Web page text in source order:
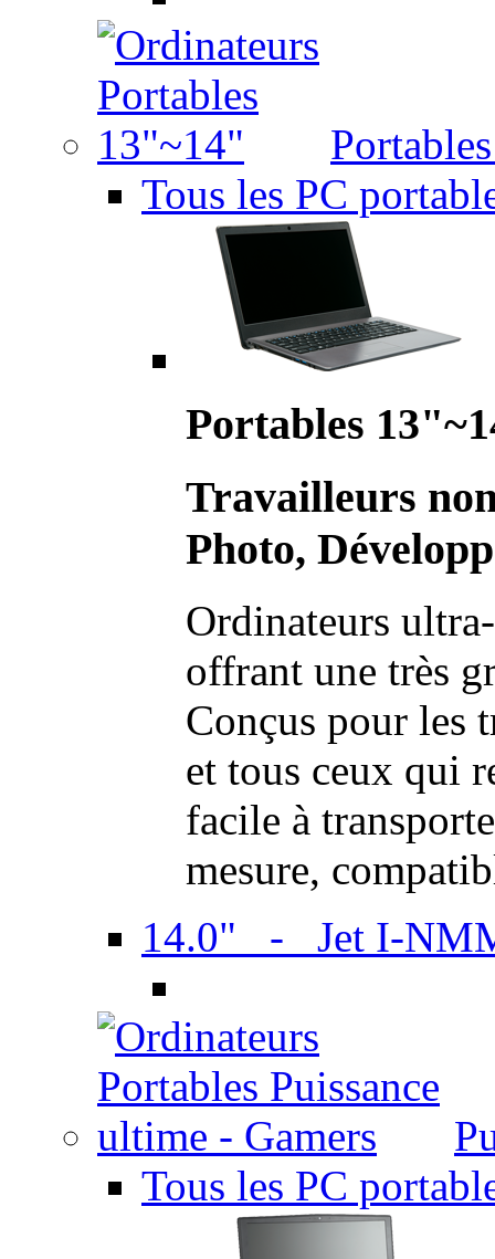
Tous les PC
Portables
Travailleurs
Photo,
Ordinateurs
offrant une très
Conçus pour les
et tous ceux qui
facile à
mesure,
14.0" - Jet I-
Tous les PC